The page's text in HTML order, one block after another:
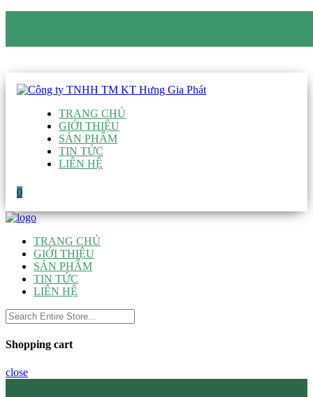
TRANG CHỦ
GIỚI THIỆU
SẢN PHẨM
TIN TỨC
LIÊN HỆ
0
TRANG CHỦ
GIỚI THIỆU
SẢN PHẨM
TIN TỨC
LIÊN HỆ
Shopping cart
close